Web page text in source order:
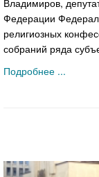
Владимиров,
Федерации
религиозных
собраний ряда
Подробнее ...